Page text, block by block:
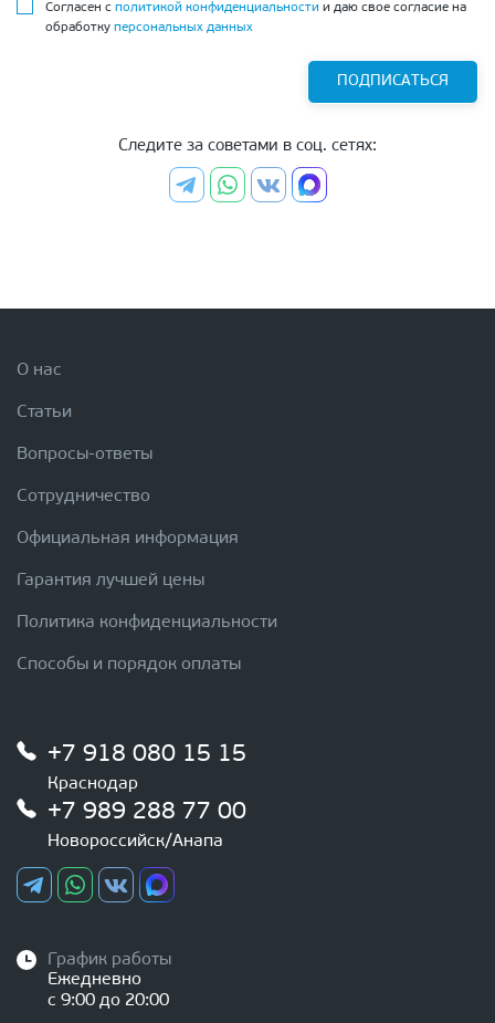
Согласен с политикой конфиденциальности и даю свое согласие на
обработку персональных данных
ПОДПИСАТЬСЯ
Следите за советами в соц. сетях:
О нас
Статьи
Вопросы-ответы
Сотрудничество
Официальная информация
Гарантия лучшей цены
Политика конфиденциальности
Способы и порядок оплаты
+7 918 080 15 15
Краснодар
+7 989 288 77 00
Новороссийск/Анапа
График работы
Ежедневно
с 9:00 до 20:00